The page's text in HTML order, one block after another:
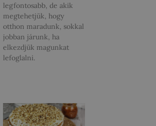
legfontosabb, de akik
megtehetjük, hogy
otthon maradunk, sokkal
jobban járunk, ha
elkezdjük magunkat
lefoglalni.